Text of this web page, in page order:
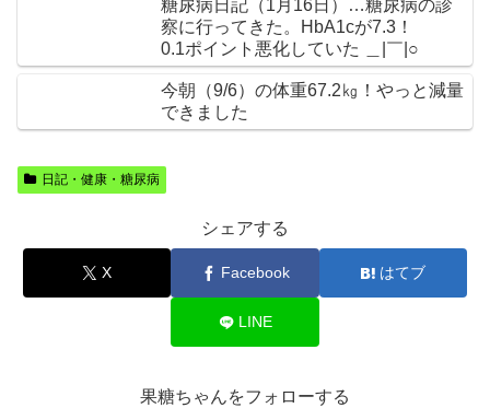
糖尿病日記（1月16日）…糖尿病の診
察に行ってきた。HbA1cが7.3！
0.1ポイント悪化していた ＿|￣|○
今朝（9/6）の体重67.2㎏！やっと減量
できました
日記・健康・糖尿病
シェアする
X Facebook はてブ
LINE
果糖ちゃんをフォローする